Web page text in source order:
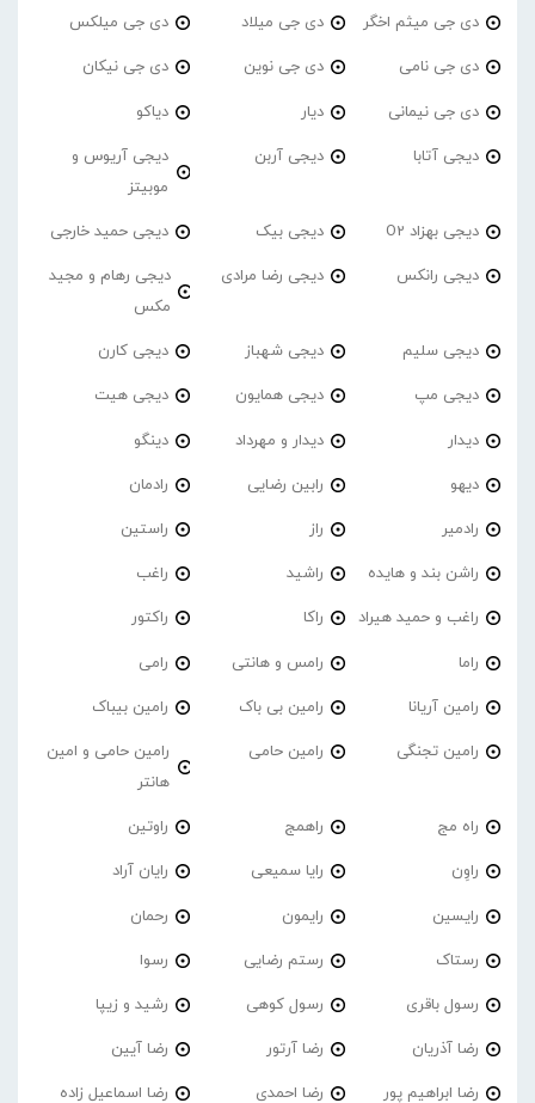
دی جی میثم اخگر دی جی میلاد دی جی میلکس
دی جی نامی دی جی نوین دی جی نیکان
دی جی نیمانی دیار دیاکو
دیجی آتابا دیجی آربن
دیجی آریوس و
موبیتز
دیجی بهزاد O2 دیجی بیک دیجی حمید خارجی
دیجی رانکس دیجی رضا مرادی
دیجی رهام و مجید
مکس
دیجی سلیم دیجی شهباز دیجی کارن
دیجی مپ دیجی همایون دیجی هیت
دیدار دیدار و مهرداد دینگو
دیهو رابین رضایی رادمان
رادمیر راز راستین
راشن بند و هایده راشید راغب
راغب و حمید هیراد راکا راکتور
راما رامس و هانتی رامی
رامین آریانا رامین بی باک رامین بیباک
رامین تجنگی رامین حامی
رامین حامی و امین
هانتر
راه مج راهمج راوتین
راوِن رایا سمیعی رایان آراد
رایسین رایمون رحمان
رستاک رستم رضایی رسوا
رسول باقری رسول کوهی رشید و زیپا
رضا آذریان رضا آرتور رضا آیین
رضا ابراهیم پور رضا احمدی رضا اسماعیل زاده